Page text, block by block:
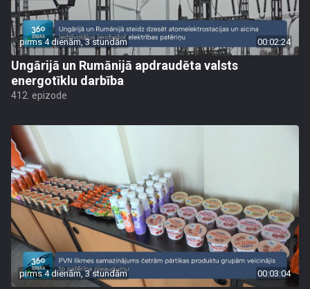
pirms 4 dienām, 3 stundām 00:02:24
Ungārijā un Rumānijā apdraudēta valsts
energotīklu darbība
412. epizode
pirms 4 dienām, 3 stundām 00:03:04